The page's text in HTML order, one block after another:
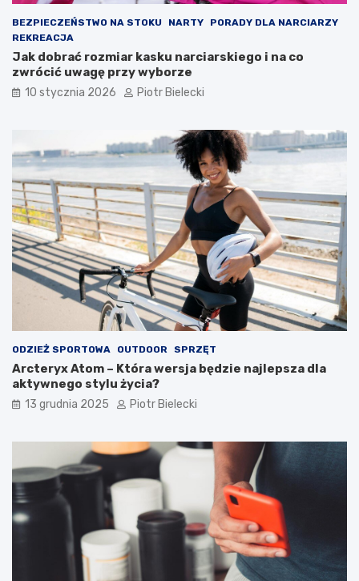
BEZPIECZEŃSTWO NA STOKU NARTY
PORADY DLA NARCIARZY
REKREACJA
Jak dobrać rozmiar kasku narciarskiego i na co
zwrócić uwagę przy wyborze
10 stycznia 2026 Piotr Bielecki
ODZIEŻ SPORTOWA OUTDOOR SPRZĘT
Arcteryx Atom – Która wersja będzie najlepsza dla
aktywnego stylu życia?
13 grudnia 2025 Piotr Bielecki